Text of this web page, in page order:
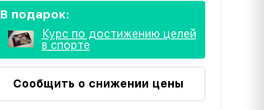
В подарок:
Курс по достижению целей
в спорте
Сообщить о снижении цены